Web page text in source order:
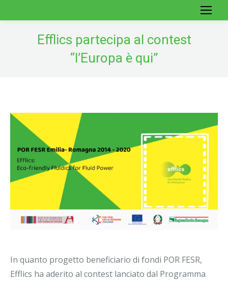
Efflics partecipa al contest
“l’Europa è qui”
In quanto progetto beneficiario di fondi POR FESR,
Efflics ha aderito al contest lanciato dal Programma